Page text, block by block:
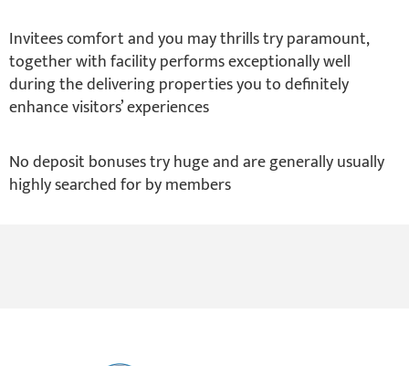
Invitees comfort and you may thrills try paramount,
together with facility performs exceptionally well
during the delivering properties you to definitely
enhance visitors’ experiences
No deposit bonuses try huge and are generally usually
highly searched for by members